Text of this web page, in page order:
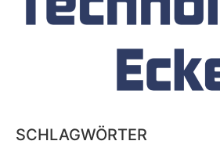
SCHLAGWÖRTER